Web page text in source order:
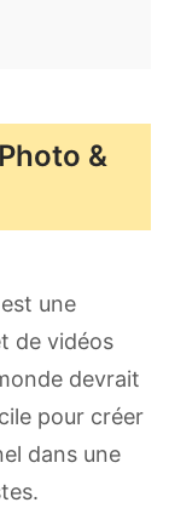
&
une
de vidéos
devrait
pour créer
dans une